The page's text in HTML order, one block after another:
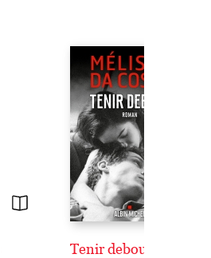
Tenir debout